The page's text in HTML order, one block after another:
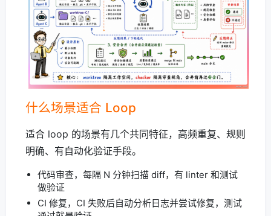
什么场景适合 Loop
适合 loop 的场景有几个共同特征，高频重复、规则
明确、有自动化验证手段。
代码审查，每隔 N 分钟扫描 diff，有 linter 和测试
做验证
CI 修复，CI 失败后自动分析日志并尝试修复，测试